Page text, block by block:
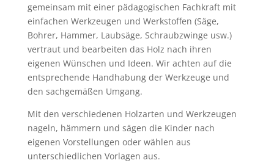
gemeinsam mit einer pädagogischen Fachkraft mit
einfachen Werkzeugen und Werkstoffen (Säge,
Bohrer, Hammer, Laubsäge, Schraubzwinge usw.)
vertraut und bearbeiten das Holz nach ihren
eigenen Wünschen und Ideen. Wir achten auf die
entsprechende Handhabung der Werkzeuge und
den sachgemäßen Umgang.
Mit den verschiedenen Holzarten und Werkzeugen
nageln, hämmern und sägen die Kinder nach
eigenen Vorstellungen oder wählen aus
unterschiedlichen Vorlagen aus.